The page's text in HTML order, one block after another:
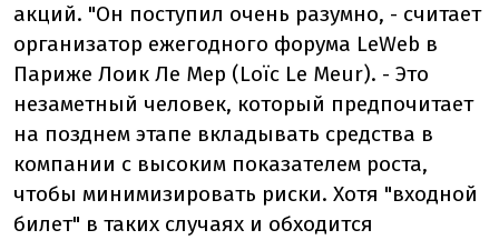
акций. "Он поступил очень разумно, - считает
организатор ежегодного форума LeWeb в
Париже Лоик Ле Мер (Loïc Le Meur). - Это
незаметный человек, который предпочитает
на позднем этапе вкладывать средства в
компании с высоким показателем роста,
чтобы минимизировать риски. Хотя "входной
билет" в таких случаях и обходится